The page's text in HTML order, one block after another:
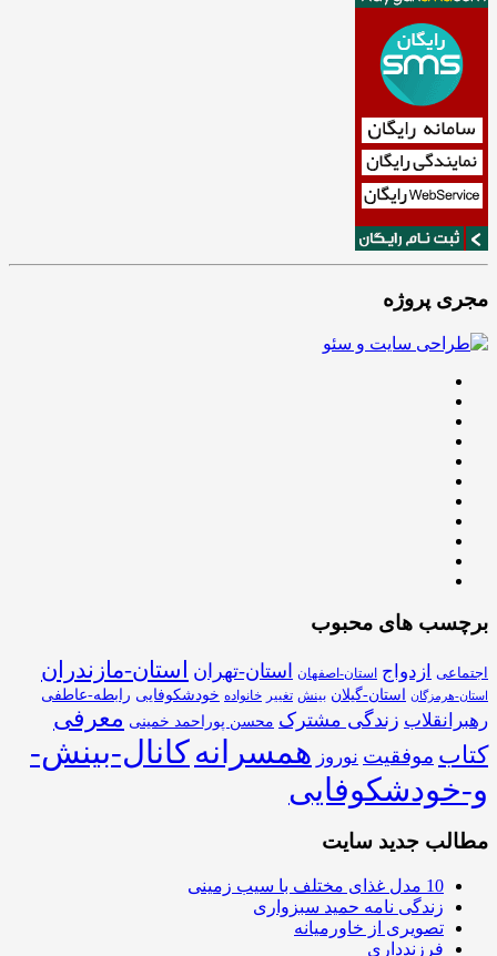
مجری پروژه
برچسب های محبوب
اجتماعی ازدواج استان-اصفهان استان-تهران استان-مازندران
استان-هرمزگان استان-گیلان بینش تغییر خانواده خودشکوفایی رابطه-عاطفی
رهبرانقلاب زندگی مشترک محسن پوراحمد خمینی معرفی
کتاب موفقیت نوروز همسرانهکانال-بینش-
و-خودشکوفایی
مطالب جدید سایت
10 مدل غذای مختلف با سیب زمینی
زندگی نامه حمید سبزواری
تصویری از خاورمیانه
فرزندداری